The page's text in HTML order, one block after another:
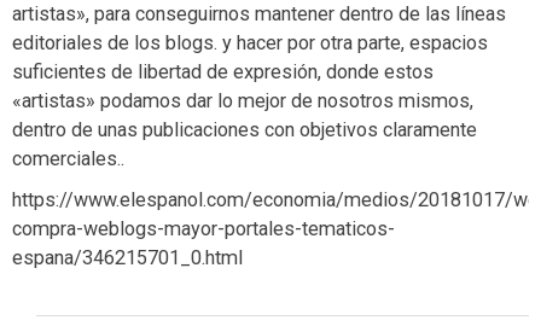
artistas», para conseguirnos mantener dentro de las líneas
editoriales de los blogs. y hacer por otra parte, espacios
suficientes de libertad de expresión, donde estos
«artistas» podamos dar lo mejor de nosotros mismos,
dentro de unas publicaciones con objetivos claramente
comerciales..
https://www.elespanol.com/economia/medios/20181017/
compra-weblogs-mayor-portales-tematicos-
espana/346215701_0.html